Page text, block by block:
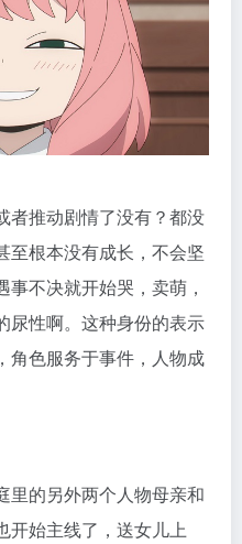
者推动剧情了没有？都没
至根本没有成长，不会坚
不决就开始哭，卖萌，
尿性啊。这种身份的表示
角色服务于事件，人物成
里的另外两个人物母亲和
开始主线了，送女儿上